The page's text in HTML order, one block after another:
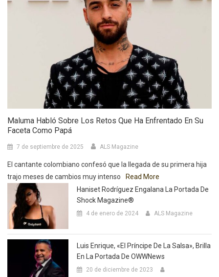
Maluma Habló Sobre Los Retos Que Ha Enfrentado En Su
Faceta Como Papá
7 de septiembre de 2025 ALS Magazine
El cantante colombiano confesó que la llegada de su primera hija
trajo meses de cambios muy intenso
Read More
Haniset Rodríguez Engalana La Portada De
Shock Magazine®
4 de enero de 2024 ALS Magazine
Luis Enrique, «El Príncipe De La Salsa», Brilla
En La Portada De OWWNews
20 de diciembre de 2023